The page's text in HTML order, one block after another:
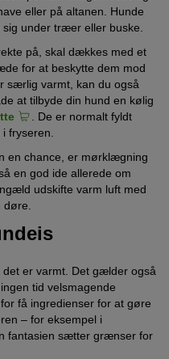
eller på altanen. Hunde
under træer eller buske.
på, skal dækkes med et
for at beskytte dem mod
særlig varmt, kan du også
at tilbyde din hund en kølig
. De er normalt fyldt
fryseren.
en chance, er mørklægning
en god ide allerede om
udskifte varm luft med
er varmt. Det gælder også
tid velsmagende
få ingredienser for at gøre
– for eksempel i
fantasien sætter grænser for